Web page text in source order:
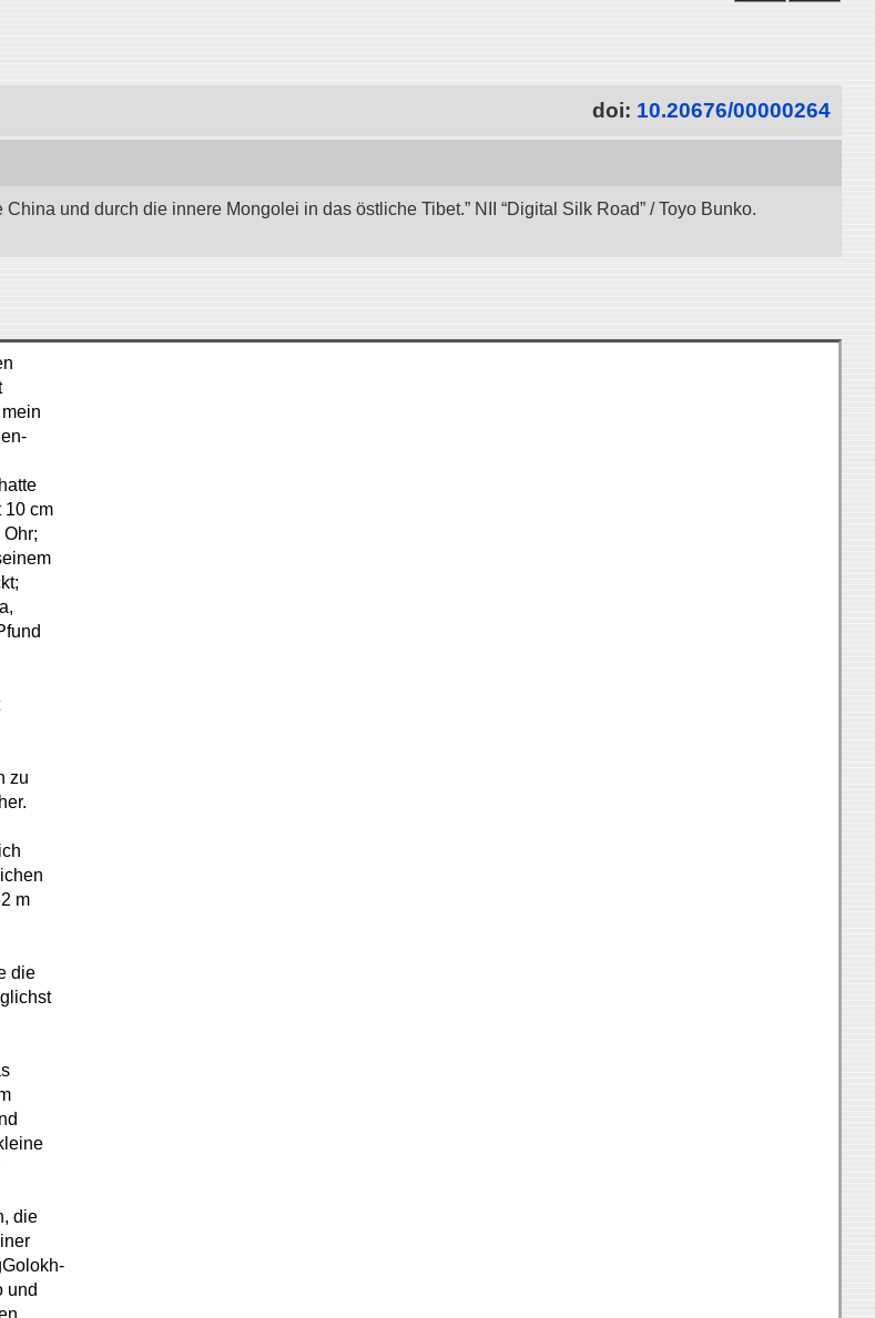
doi: 10.20676/00000264
und durch die innere Mongolei in das östliche Tibet.” NII “Digital Silk Road” / Toyo Bunko.
10 cm
zu
m
die
die
und